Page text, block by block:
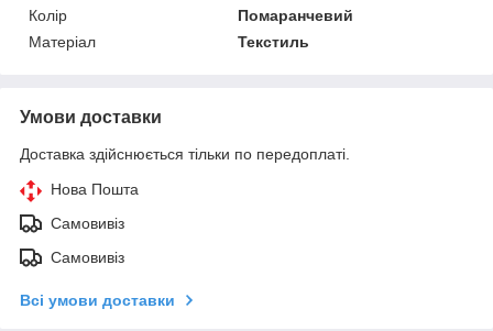
Колір
Помаранчевий
Матеріал
Текстиль
Умови доставки
Доставка здійснюється тільки по передоплаті.
Нова Пошта
Самовивіз
Самовивіз
Всі умови доставки